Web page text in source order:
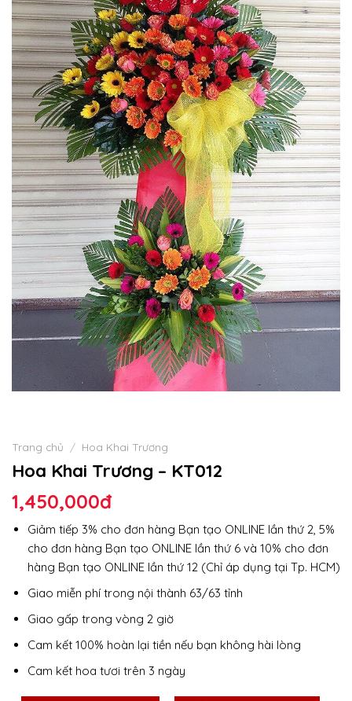
Trang chủ / Hoa Khai Trương
Hoa Khai Trương – KT012
1,450,000đ
Giảm tiếp 3% cho đơn hàng Bạn tạo ONLINE lần thứ 2, 5%
cho đơn hàng Bạn tạo ONLINE lần thứ 6 và 10% cho đơn
hàng Bạn tạo ONLINE lần thứ 12 (Chỉ áp dụng tại Tp. HCM)
Giao miễn phí trong nội thành 63/63 tỉnh
Giao gấp trong vòng 2 giờ
Cam kết 100% hoàn lại tiền nếu bạn không hài lòng
Cam kết hoa tươi trên 3 ngày